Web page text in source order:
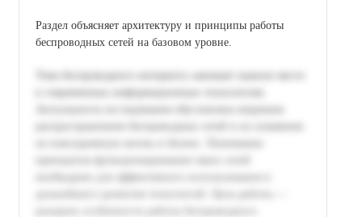
Раздел объясняет архитектуру и принципы работы
беспроводных сетей на базовом уровне.